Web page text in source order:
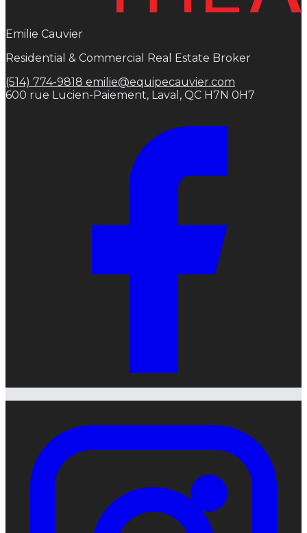
Emilie Cauvier
Residential & Commercial Real Estate Broker
(514) 774-9818 emilie@equipecauvier.com
600 rue Lucien-Paiement, Laval, QC H7N 0H7